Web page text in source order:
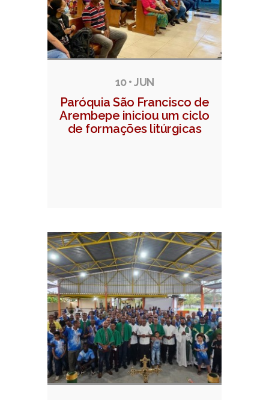
10 • JUN
Paróquia São Francisco de
Arembepe iniciou um ciclo
de formações litúrgicas